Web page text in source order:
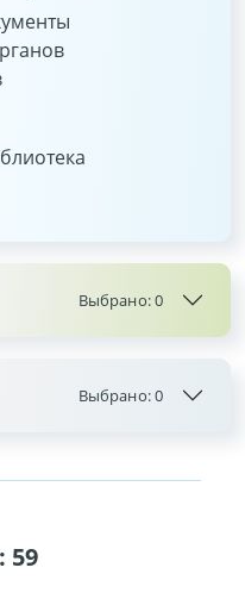
59
Выбрано:0
Выбрано:0